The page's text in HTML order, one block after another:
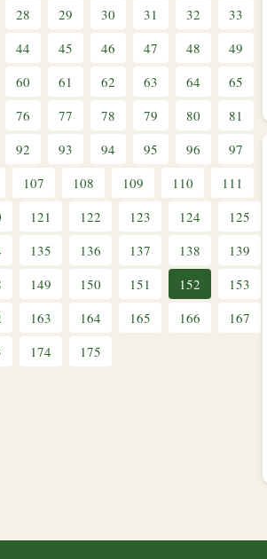
28 29 30 31 32
33
44 45 46 47 48
49
60 61 62 63 64
65
76 77 78 79 80
81
92 93 94 95 96
97
107 108 109 110
111
121 122 123 124
125
135 136 137 138
139
149 150 151 152
153
163 164 165 166
167
174 175